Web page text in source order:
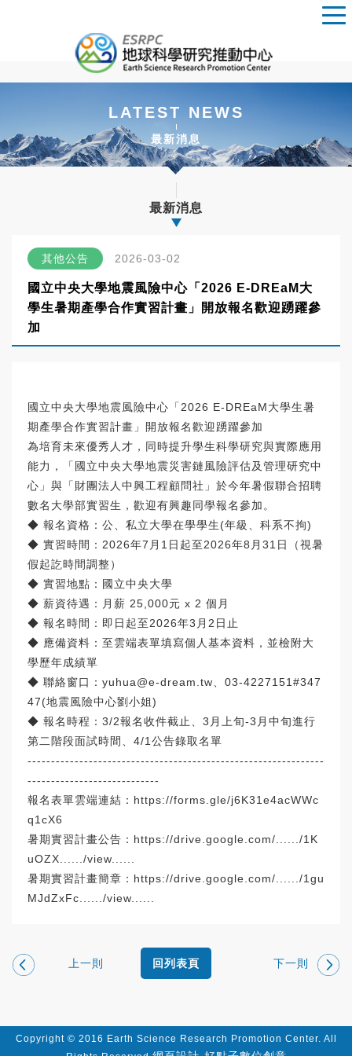
LATEST NEWS
最新消息
最新消息
其他公告 2026-03-02
國立中央大學地震風險中心「2026 E-DREaM大
學生暑期產學合作實習計畫」開放報名歡迎踴躍參
加
國立中央大學地震風險中心「2026 E-DREaM大學生暑
期產學合作實習計畫」開放報名歡迎踴躍參加
為培育未來優秀人才，同時提升學生科學研究與實際應用
能力，「國立中央大學地震災害鏈風險評估及管理研究中
心」與「財團法人中興工程顧問社」於今年暑假聯合招聘
數名大學部實習生，歡迎有興趣同學報名參加。
◆ 報名資格：公、私立大學在學學生(年級、科系不拘)
◆ 實習時間：2026年7月1日起至2026年8月31日（視暑
假起訖時間調整）
◆ 實習地點：國立中央大學
◆ 薪資待遇：月薪 25,000元 x 2 個月
◆ 報名時間：即日起至2026年3月2日止
◆ 應備資料：至雲端表單填寫個人基本資料，並檢附大
學歷年成績單
◆ 聯絡窗口：yuhua@e-dream.tw、03-4227151#347
47(地震風險中心劉小姐)
◆ 報名時程：3/2報名收件截止、3月上旬-3月中旬進行
第二階段面試時間、4/1公告錄取名單
---------------------------------------------------------------
----------------------------
報名表單雲端連結： https://forms.gle/j6K31e4acWWc
q1cX6
暑期實習計畫公告： https://drive.google.com/....../1K
uOZX....../view......
暑期實習計畫簡章： https://drive.google.com/....../1gu
MJdZxFc....../view......
上一則 下一則
回列表頁
Copyright © 2016 Earth Science Research Promotion Center. All